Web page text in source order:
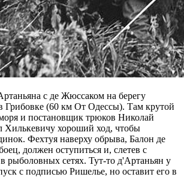
с де Жюссаком на берегу
Грибовке (60 км От Одессы). Там крутой
и постановщик трюков Николай
Хилькевичу хороший ход, чтобы
Фехтуя наверху обрыва, Балон де
должен оступиться и, слетев с
в рыболовных сетях. Тут-то д'Артаньян у
с подписью Ришелье, но оставит его в